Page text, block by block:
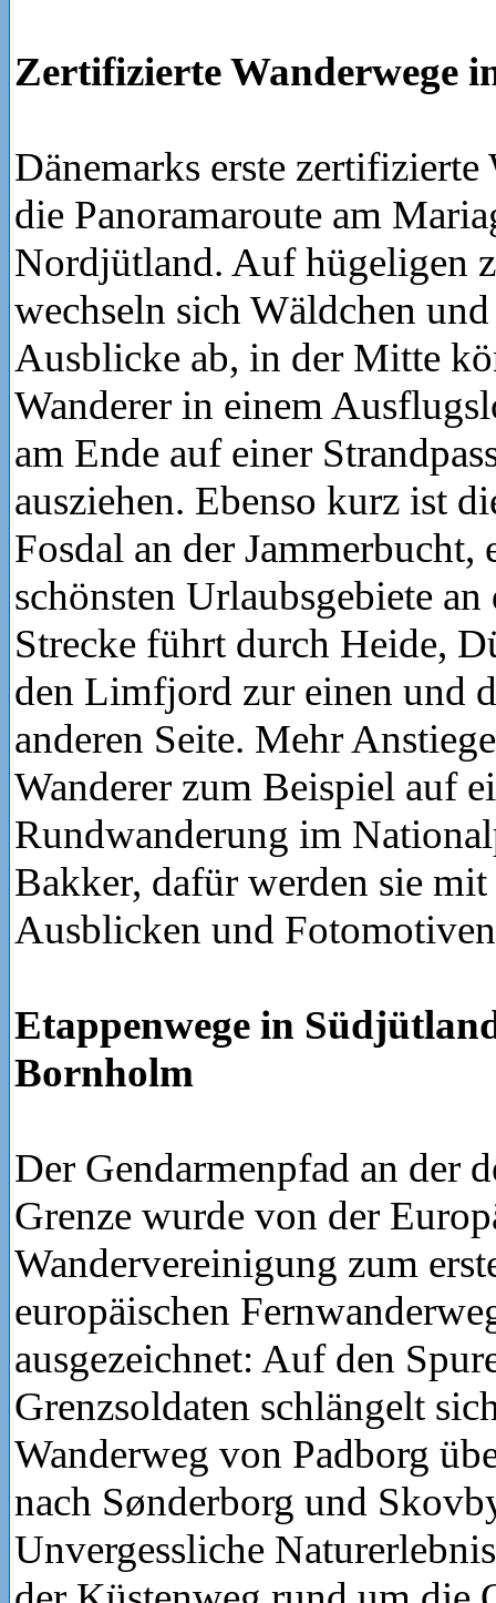
Zertifizierte Wanderwege
Dänemarks erste zertifizierte
die Panoramaroute am
Nordjütland. Auf hügeligen
wechseln sich Wäldchen
Ausblicke ab, in der Mitte
Wanderer in einem
am Ende auf einer
ausziehen. Ebenso kurz ist
Fosdal an der Jammerbucht,
schönsten Urlaubsgebiete
Strecke führt durch Heide,
den Limfjord zur einen und
anderen Seite. Mehr
Wanderer zum Beispiel auf
Rundwanderung im
Bakker, dafür werden sie
Ausblicken und
Etappenwege in
Bornholm
Der Gendarmenpfad an der
Grenze wurde von der
Wandervereinigung zum
europäischen
ausgezeichnet: Auf den
Grenzsoldaten schlängelt
Wanderweg von Padborg
nach Sønderborg und
Unvergessliche